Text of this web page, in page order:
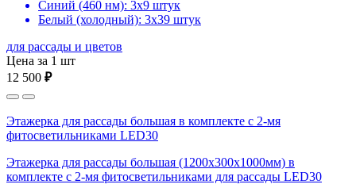
Синий (460 нм): 3х9 штук
Белый (холодный): 3х39 штук
для рассады и цветов
Цена за 1 шт
12 500 ₽
Этажерка для рассады большая в комплекте с 2-мя
фитосветильниками LED30
Этажерка для рассады большая (1200х300х1000мм) в
комплекте с 2-мя фитосветильниками для рассады LED30